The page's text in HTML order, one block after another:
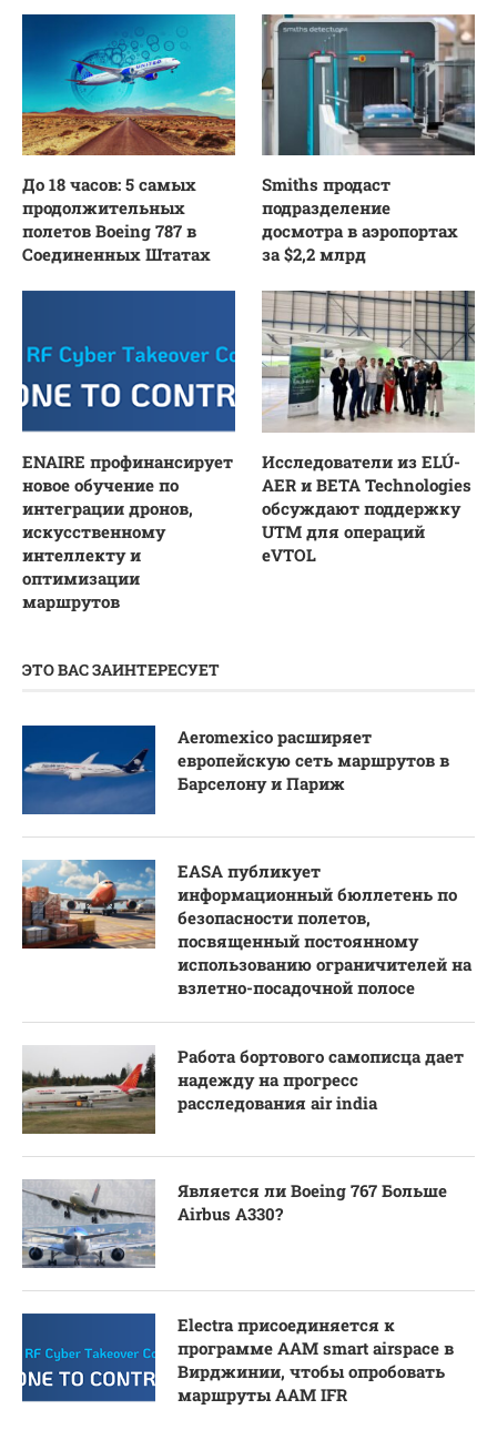
До 18 часов: 5 самых
продолжительных
полетов Boeing 787 в
Соединенных Штатах
Smiths продаст
подразделение
досмотра в аэропортах
за $2,2 млрд
ENAIRE профинансирует
новое обучение по
интеграции дронов,
искусственному
интеллекту и
оптимизации
маршрутов
Исследователи из ELÚ-
AER и BETA Technologies
обсуждают поддержку
UTM для операций
eVTOL
ЭТО ВАС ЗАИНТЕРЕСУЕТ
Aeromexico расширяет
европейскую сеть маршрутов в
Барселону и Париж
EASA публикует
информационный бюллетень по
безопасности полетов,
посвященный постоянному
использованию ограничителей на
взлетно-посадочной полосе
Работа бортового самописца дает
надежду на прогресс
расследования air india
Является ли Boeing 767 Больше
Airbus A330?
Electra присоединяется к
программе AAM smart airspace в
Вирджинии, чтобы опробовать
маршруты AAM IFR